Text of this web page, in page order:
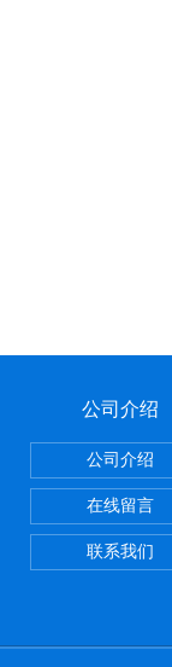
公司介绍
公司介绍
在线留言
联系我们